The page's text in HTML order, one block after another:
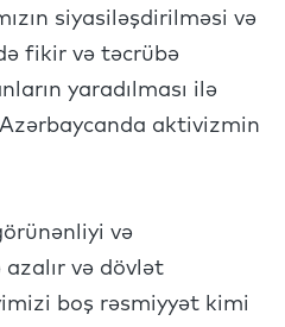
siyasiləşdirilməsi və
fikir və təcrübə
yaradılması ilə
aktivizmin
və
azalır və dövlət
boş rəsmiyyət kimi